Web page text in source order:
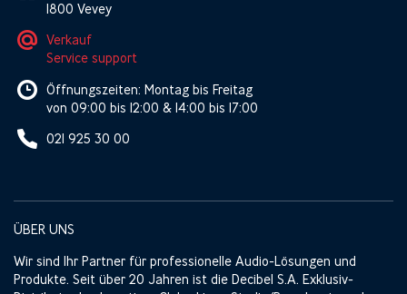
1800 Vevey
Verkauf
Service support
Öffnungszeiten: Montag bis Freitag
von 09:00 bis 12:00 & 14:00 bis 17:00
021 925 30 00
ÜBER UNS
Wir sind Ihr Partner für professionelle Audio-Lösungen und
Produkte. Seit über 20 Jahren ist die Decibel S.A. Exklusiv-